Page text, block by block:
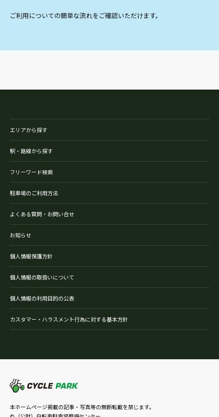
ご利用についての簡単な流れをご確認いただけます。
エリアから探す
駅・路線から探す
フリーワード検索
駐車場のご利用方法
よくある質問・お問い合せ
お知らせ
個人情報保護方針
個人情報の取扱いについて
個人情報の利用目的の公表
カスタマー・ハラスメント行為に対する基本方針
本ホームページ掲載の記事・写真等の無断転載を禁じます。